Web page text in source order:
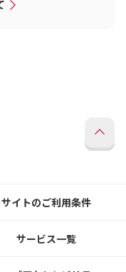
サイトのご利用条件
サービス一覧